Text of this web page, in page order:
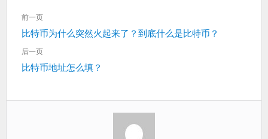
文
章
导
航
前一页
上
一
篇：
比特币为什么突然火起来了？到底什么是比特币？
后一页
下
比特币地址怎么填？